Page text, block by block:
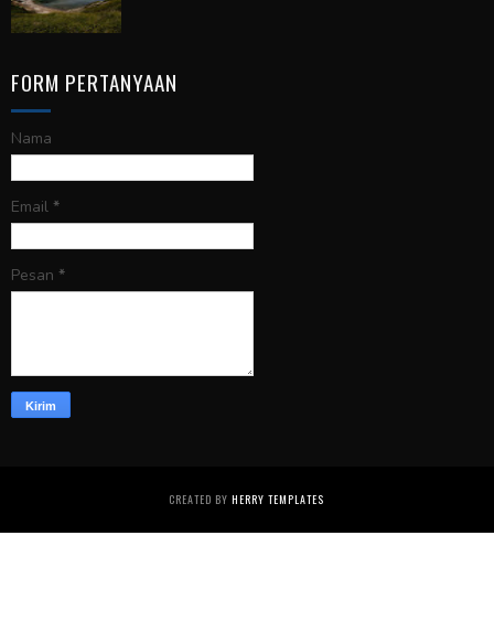
FORM PERTANYAAN
Nama
Email *
Pesan *
CREATED BYHERRY TEMPLATES